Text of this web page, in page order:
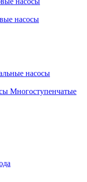
насосы
насосы
Многоступенчатые